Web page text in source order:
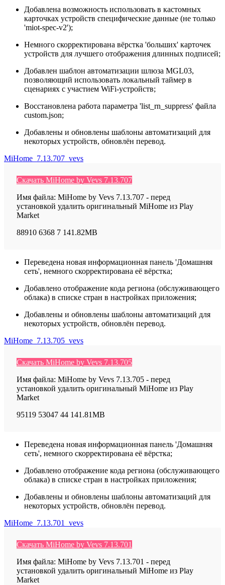
Добавлена возможность использовать в кастомных
карточках устройств специфические данные (не только
'miot-spec-v2');
Немного скорректирована вёрстка 'больших' карточек
устройств для лучшего отображения длинных подписей;
Добавлен шаблон автоматизации шлюза MGL03,
позволяющий использовать локальный таймер в
сценариях с участием WiFi-устройств;
Восстановлена работа параметра 'list_rn_suppress' файла
custom.json;
Добавлены и обновлены шаблоны автоматизаций для
некоторых устройств, обновлён перевод.
MiHome_7.13.707_vevs
Скачать MiHome by Vevs 7.13.707
Имя файла: MiHome by Vevs 7.13.707 - перед
установкой удалить оригинальный MiHome из Play
Market
88910 6368 7 141.82MB
Переведена новая информационная панель 'Домашняя
сеть', немного скорректирована её вёрстка;
Добавлено отображение кода региона (обслуживающего
облака) в списке стран в настройках приложения;
Добавлены и обновлены шаблоны автоматизаций для
некоторых устройств, обновлён перевод.
MiHome_7.13.705_vevs
Скачать MiHome by Vevs 7.13.705
Имя файла: MiHome by Vevs 7.13.705 - перед
установкой удалить оригинальный MiHome из Play
Market
95119 53047 44 141.81MB
Переведена новая информационная панель 'Домашняя
сеть', немного скорректирована её вёрстка;
Добавлено отображение кода региона (обслуживающего
облака) в списке стран в настройках приложения;
Добавлены и обновлены шаблоны автоматизаций для
некоторых устройств, обновлён перевод.
MiHome_7.13.701_vevs
Скачать MiHome by Vevs 7.13.701
Имя файла: MiHome by Vevs 7.13.701 - перед
установкой удалить оригинальный MiHome из Play
Market